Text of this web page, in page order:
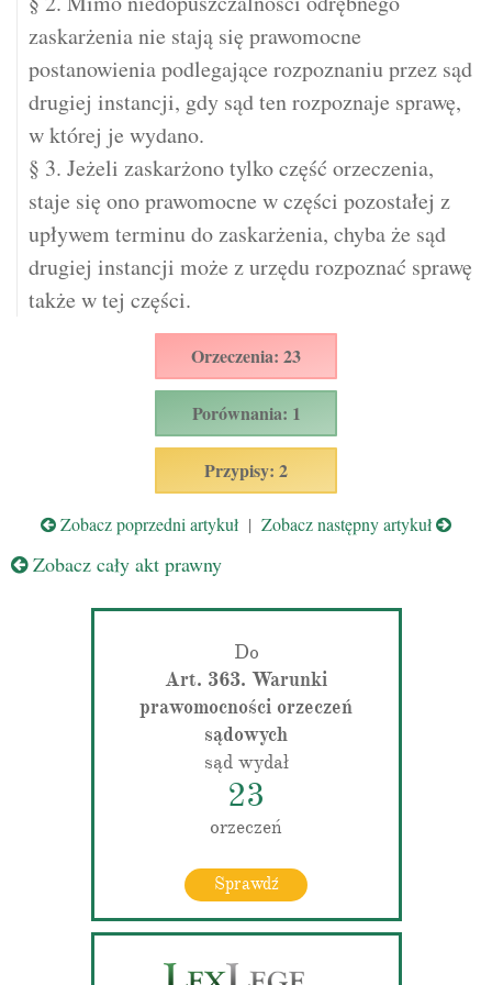
zaskarżenia nie stają się prawomocne
postanowienia podlegające rozpoznaniu przez sąd
drugiej instancji, gdy sąd ten rozpoznaje sprawę,
w której je wydano.
§ 3. Jeżeli zaskarżono tylko część orzeczenia,
staje się ono prawomocne w części pozostałej z
upływem terminu do zaskarżenia, chyba że sąd
drugiej instancji może z urzędu rozpoznać sprawę
także w tej części.
Orzeczenia: 23
Porównania: 1
Przypisy: 2
Zobacz poprzedni artykuł | Zobacz następny artykuł
Zobacz cały akt prawny
Do
Art. 363. Warunki
prawomocności orzeczeń
sądowych
sąd wydał
23
orzeczeń
Sprawdź